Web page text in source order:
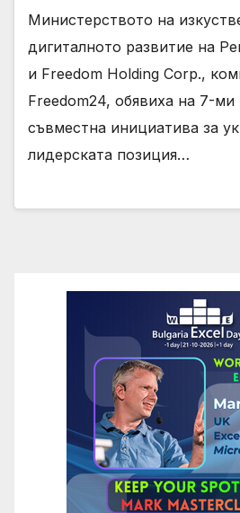
Министерството на
дигиталното развитие на
и Freedom Holding Corp.,
Freedom24, обявиха на 7-ми
съвместна инициатива за
лидерската позиция…